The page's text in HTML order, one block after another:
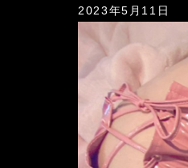
茶
BAR
寿
2023年5月11日